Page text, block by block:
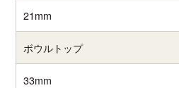
21mm
ボウルトップ
33mm